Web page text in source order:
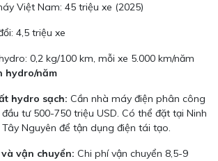
Việt Nam: 45 triệu xe (2025)
4,5 triệu xe
0,2 kg/100 km, mỗi xe 5.000 km/năm
hydro/năm
hydro sạch: Cần nhà máy điện phân công
tư 500-750 triệu USD. Có thể đặt tại Ninh
Tây Nguyên để tận dụng điện tái tạo.
vận chuyển: Chi phí vận chuyển 8,5-9